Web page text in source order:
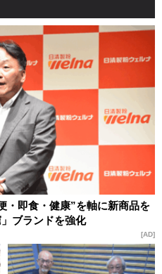
・即食・健康”を軸に新商品を
ブランドを強化
AD